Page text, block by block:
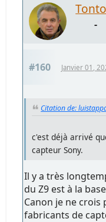
-
#160 Janvier 01,
Citation de:
c'est déjà arrivé
capteur Sony.
Il y a très
du Z9 est à la
Canon je ne crois
fabricants de